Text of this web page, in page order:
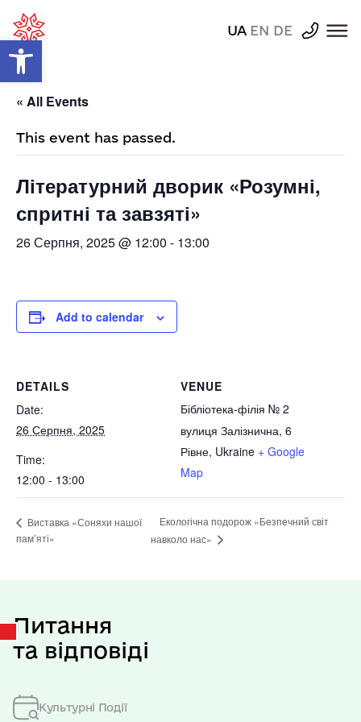
Відкрити Панель інструментів
UA EN DE
« All Events
This event has passed.
Літературний дворик «Розумні,
спритні та завзяті»
26 Серпня, 2025 @ 12:00 - 13:00
Add to calendar
DETAILS
Date:
26 Серпня, 2025
Time:
12:00 - 13:00
VENUE
Бібліотека-філія № 2
вулиця Залізнична, 6
Рівне, Ukraine + Google
Map
Виставка «Соняхи нашої
пам’яті»
Екологічна подорож «Безпечний світ
навколо нас»
Питання
та відповіді
Культурні Події